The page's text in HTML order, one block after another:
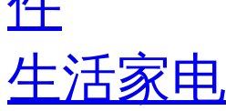
生活家电